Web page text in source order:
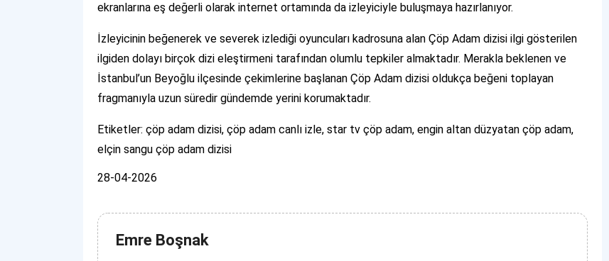
ekranlarına eş değerli olarak internet ortamında da izleyiciyle buluşmaya hazırlanıyor.
İzleyicinin beğenerek ve severek izlediği oyuncuları kadrosuna alan Çöp Adam dizisi ilgi gösterilen
ilgiden dolayı birçok dizi eleştirmeni tarafından olumlu tepkiler almaktadır. Merakla beklenen ve
İstanbul’un Beyoğlu ilçesinde çekimlerine başlanan Çöp Adam dizisi oldukça beğeni toplayan
fragmanıyla uzun süredir gündemde yerini korumaktadır.
Etiketler: çöp adam dizisi, çöp adam canlı izle, star tv çöp adam, engin altan düzyatan çöp adam,
elçin sangu çöp adam dizisi
28-04-2026
Emre Boşnak